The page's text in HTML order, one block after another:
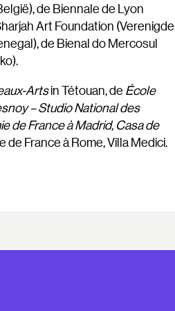
de Biennale de Lyon
Art Foundation (Verenigde
de Bienal do Mercosul
Artsin Tétouan, deÉcole
– Studio National des
de France à Madrid, Casa de
de France à Rome, Villa Medici.